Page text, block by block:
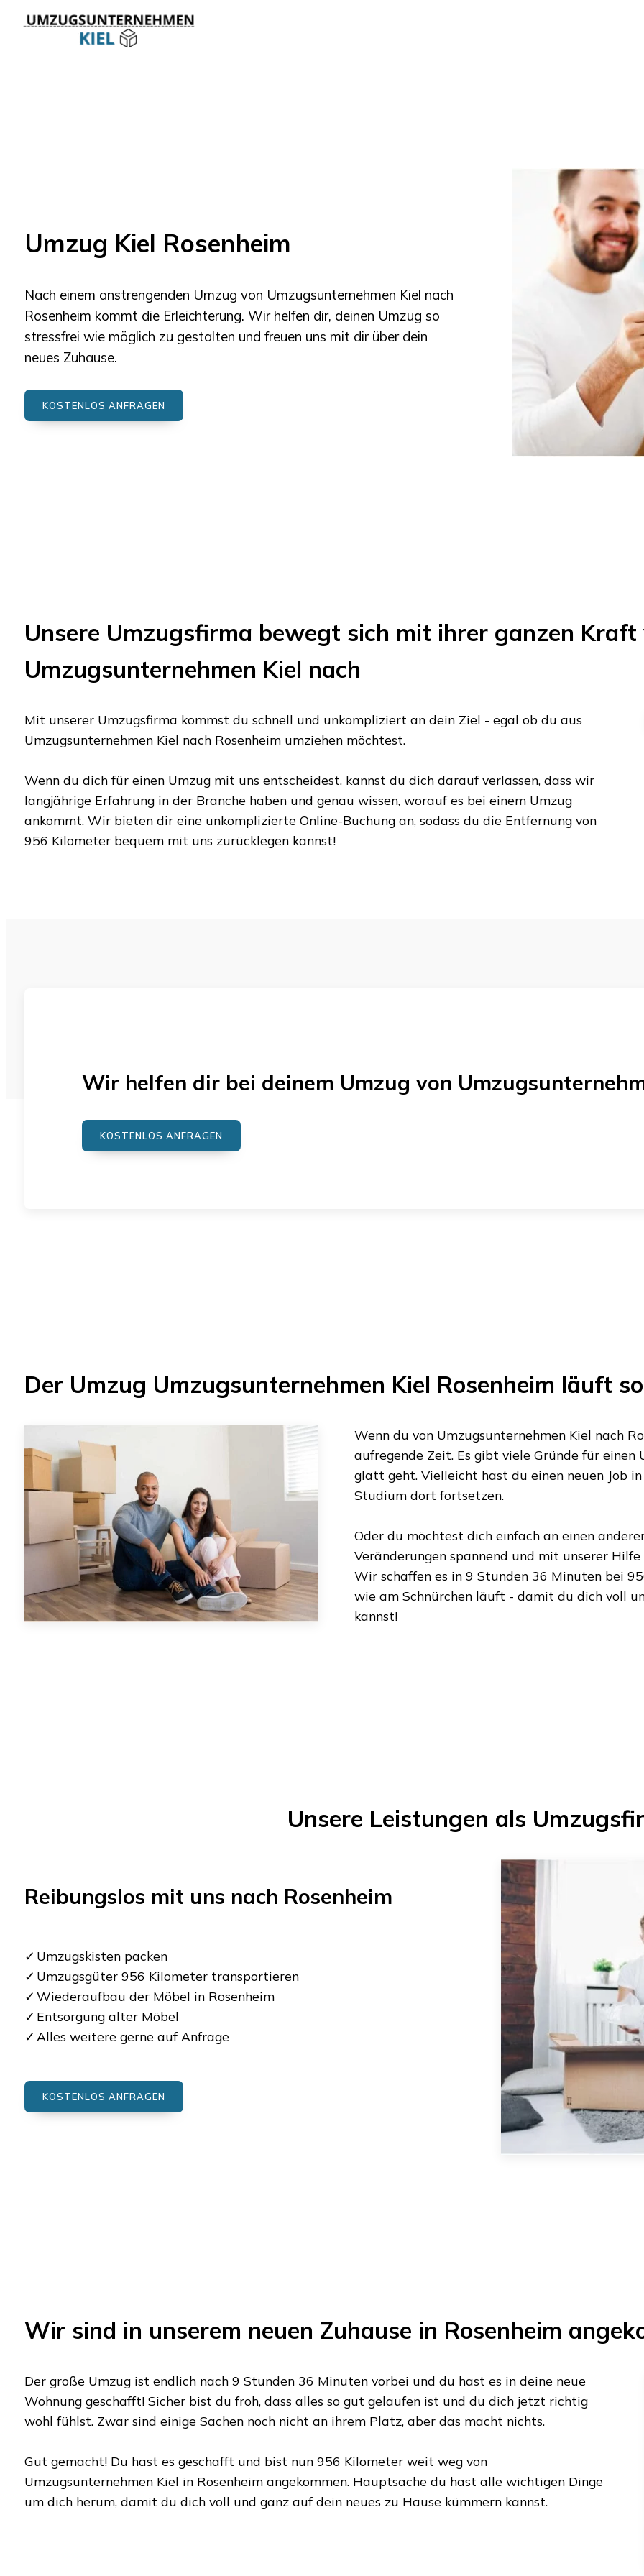
Umzug Kiel Rosenheim
Nach einem anstrengenden Umzug von Umzugsunternehmen Kiel nach
Rosenheim kommt die Erleichterung. Wir helfen dir, deinen Umzug so
stressfrei wie möglich zu gestalten und freuen uns mit dir über dein
neues Zuhause.
KOSTENLOS ANFRAGEN
Unsere Umzugsfirma bewegt sich mit ihrer ganzen Kraft
Umzugsunternehmen Kiel nach
Mit unserer Umzugsfirma kommst du schnell und unkompliziert an dein Ziel - egal ob du aus
Umzugsunternehmen Kiel nach Rosenheimumziehen möchtest.
Wenn du dich für einen Umzug mit uns entscheidest, kannst du dich darauf verlassen, dass wir
langjährige Erfahrung in der Branche haben und genau wissen, worauf es bei einem Umzug
ankommt. Wir bieten dir eine unkomplizierte Online-Buchung an, sodass du die Entfernung von
956 Kilometerbequem mit uns zurücklegen kannst!
Wir helfen dir bei deinem Umzug von
KOSTENLOS ANFRAGEN
Der Umzug Umzugsunternehmen Kiel Rosenheim läuft
Wenn du von Umzugsunternehmen Kiel nach
aufregende Zeit. Es gibt viele Gründe für
glatt geht. Vielleicht hast du einen neuen Job
Studium dort fortsetzen.
Oder du möchtest dich einfach an einen
Veränderungen spannend und mit unserer
Wir schaffen es in 9 Stunden 36 Minutenbei
wie am Schnürchen läuft - damit du dich voll
kannst!
Unsere Leistungen als
Reibungslos mit uns nach Rosenheim
Umzugskisten packen
Umzugsgüter 956 Kilometer transportieren
Wiederaufbau der Möbel in Rosenheim
Entsorgung alter Möbel
Alles weitere gerne auf Anfrage
KOSTENLOS ANFRAGEN
Wir sind in unserem neuen Zuhause in Rosenheim
Der große Umzug ist endlich nach 9 Stunden 36 Minutenvorbei und du hast es in deine neue
Wohnung geschafft! Sicher bist du froh, dass alles so gut gelaufen ist und du dich jetzt richtig
wohl fühlst. Zwar sind einige Sachen noch nicht an ihrem Platz, aber das macht nichts.
Gut gemacht! Du hast es geschafft und bist nun 956 Kilometerweit weg von
Umzugsunternehmen Kiel in Rosenheimangekommen. Hauptsache du hast alle wichtigen Dinge
um dich herum, damit du dich voll und ganz auf dein neues zu Hause kümmern kannst.